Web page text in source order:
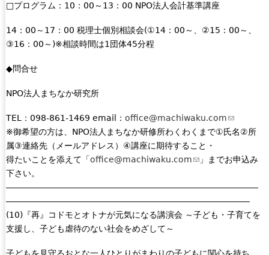
□プログラム：10：00～13：00 NPO法人会計基準講座
14：00～17：00 税理士個別相談会(①14：00～、②15：00～、
③16：00～)※相談時間は1団体45分程
◆問合せ
NPO法人まちなか研究所
TEL：098-861-1469 email： office@machiwaku.com(
l
n
s
e
n
※御希望の方は、NPO法人まちなか研修所わくわくまで①氏名②所
属③連絡先（メールアドレス）④講座に期待すること・
得たいことを添えて「office@machiwaku.com(
i
n
k
」までお申込み
下さい。
――――――――――――――――――――――――――――――
―――――――――――――――――――――――――――――
(10)『再』コドモとオトナが元気になる講演会 ～子ども・子育てを
支援し、子ども虐待のない社会をめざして～